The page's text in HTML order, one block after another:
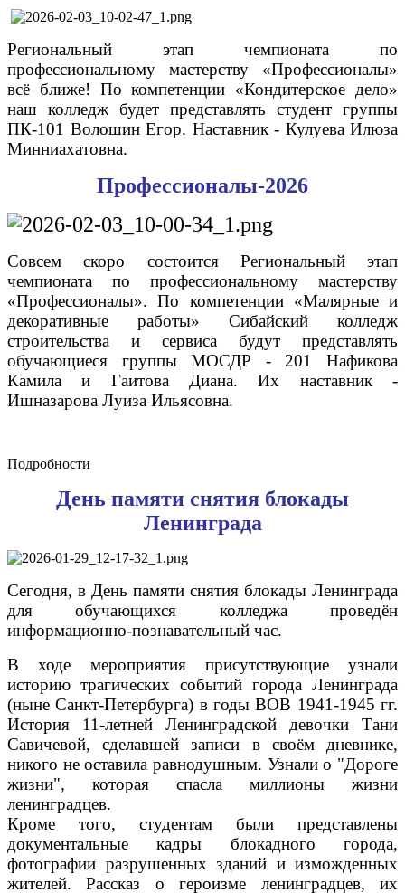
Региональный этап чемпионата по
профессиональному мастерству «Профессионалы»
всё ближе! По компетенции «Кондитерское дело»
наш колледж будет представлять студент группы
ПК-101 Волошин Егор. Наставник - Кулуева Илюза
Минниахатовна.
Профессионалы-2026
Совсем скоро состоится Региональный этап
чемпионата по профессиональному мастерству
«Профессионалы». По компетенции «Малярные и
декоративные работы» Сибайский колледж
строительства и сервиса будут представлять
обучающиеся группы МОСДР - 201 Нафикова
Камила и Гаитова Диана. Их наставник -
Ишназарова Луиза Ильясовна.
Подробности
День памяти снятия блокады
Ленинграда
Сегодня, в День памяти снятия блокады Ленинграда
для обучающихся колледжа проведён
информационно-познавательный час.
В ходе мероприятия присутствующие узнали
историю трагических событий города Ленинграда
(ныне Санкт-Петербурга) в годы ВОВ 1941-1945 гг.
История 11-летней Ленинградской девочки Тани
Савичевой, сделавшей записи в своём дневнике,
никого не оставила равнодушным. Узнали о "Дороге
жизни", которая спасла миллионы жизни
ленинградцев.
Кроме того, студентам были представлены
документальные кадры блокадного города,
фотографии разрушенных зданий и изможденных
жителей. Рассказ о героизме ленинградцев, их